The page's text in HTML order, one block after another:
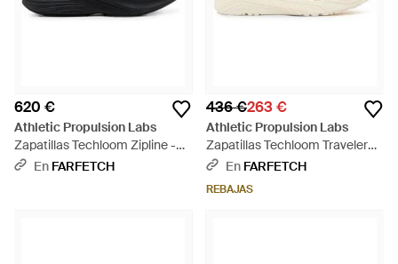
620 €
Athletic Propulsion Labs
Zapatillas Techloom Zipline -
Negro
En FARFETCH
436 €263 €
Athletic Propulsion Labs
Zapatillas Techloom Traveler
Slip-On - Rosa
En FARFETCH
REBAJAS